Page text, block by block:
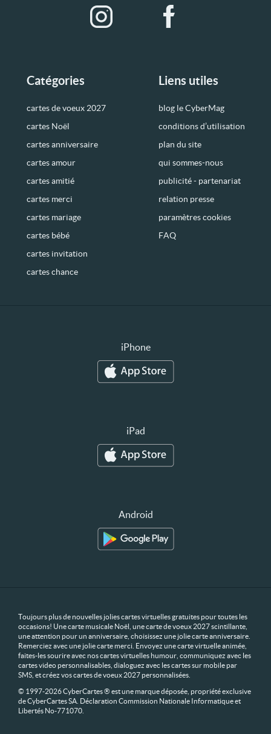
Catégories
cartes de voeux 2027
cartes Noël
cartes anniversaire
cartes amour
cartes amitié
cartes merci
cartes mariage
cartes bébé
cartes invitation
cartes chance
Liens utiles
blog le CyberMag
conditions d’utilisation
plan du site
qui sommes-nous
publicité - partenariat
relation presse
paramètres cookies
FAQ
iPhone
iPad
Android
Toujours plus de nouvelles jolies cartes virtuelles gratuites pour toutes les
occasions! Une carte musicale Noël, une carte de voeux 2027 scintillante,
une attention pour un anniversaire, choisissez une jolie carte anniversaire.
Remerciez avec une jolie carte merci. Envoyez une carte virtuelle animée,
faites-les sourire avec nos cartes virtuelles humour, communiquez avec les
cartes video personnalisables, dialoguez avec les cartes sur mobile par
SMS, et créez vos cartes de voeux 2027 personnalisées.
© 1997-2026 CyberCartes ® est une marque déposée, propriété exclusive
de CyberCartes SA. Déclaration Commission Nationale Informatique et
Libertés No-771070.